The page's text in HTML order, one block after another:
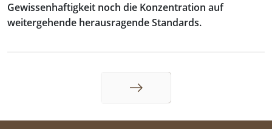
Gewissenhaftigkeit noch die Konzentration auf
weitergehende herausragende Standards.
Weiter